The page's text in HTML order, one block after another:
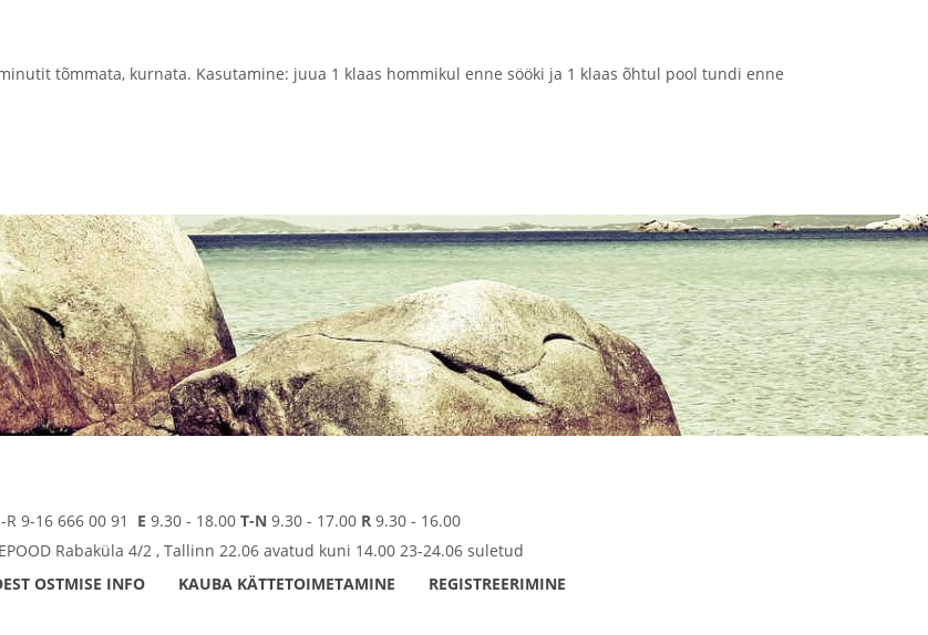
tõmmata, kurnata. Kasutamine: juua 1 klaas hommikul enne sööki ja 1 klaas õhtul pool tundi enne
9-16 666 00 91 E 9.30 - 18.00 T-N 9.30 - 17.00 R 9.30 - 16.00
Rabaküla 4/2 , Tallinn 22.06 avatud kuni 14.00 23-24.06 suletud
OSTMISE INFO KAUBA KÄTTETOIMETAMINE REGISTREERIMINE